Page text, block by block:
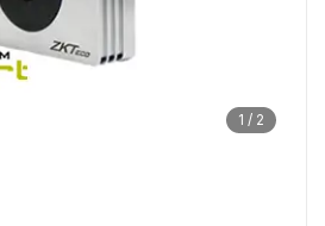
1 / 2